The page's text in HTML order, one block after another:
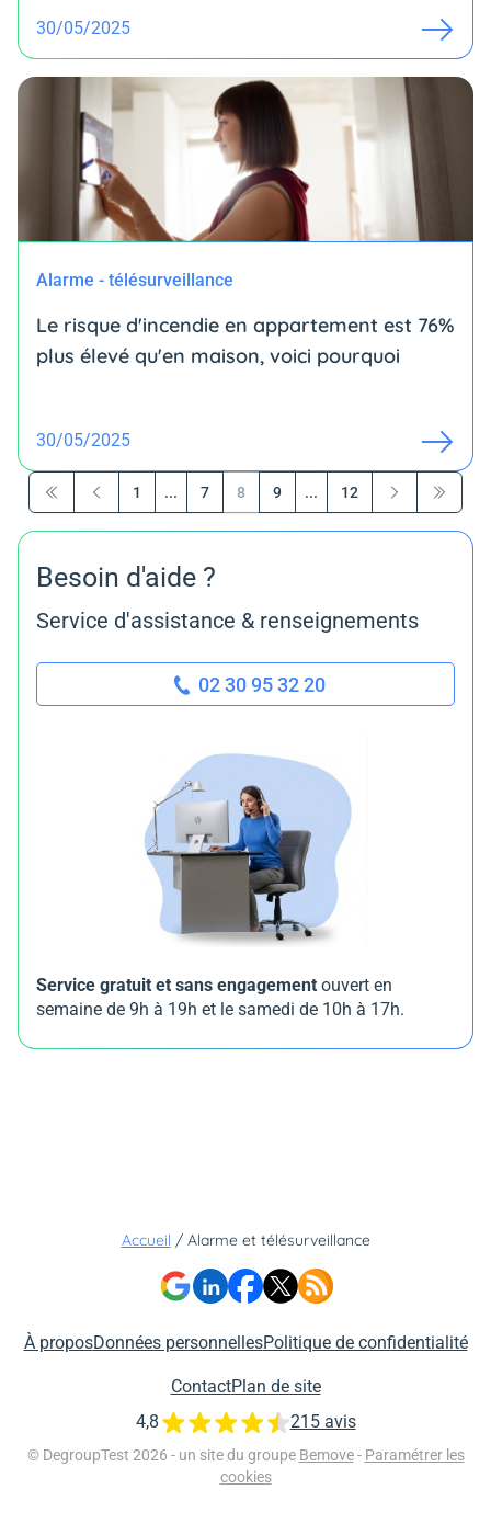
30/05/2025
Alarme - télésurveillance
Le risque d'incendie en appartement est 76%
plus élevé qu'en maison, voici pourquoi
30/05/2025
Première page
Précédent
1 ... 7 8 9 ... 12
Suivant
Besoin d'aide ?
Service d'assistance & renseignements
02 30 95 32 20
Service gratuit et sans engagement ouvert en
semaine de 9h à 19h et le samedi de 10h à 17h.
Accueil / Alarme et télésurveillance
À proposDonnées personnellesPolitique de confidentialité
ContactPlan de site
© DegroupTest 2026 - un site du groupe Bemove - Paramétrer les
cookies
4,8 215 avis